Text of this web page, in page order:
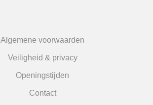
Algemene voorwaarden
Veiligheid & privacy
Openingstijden
Contact